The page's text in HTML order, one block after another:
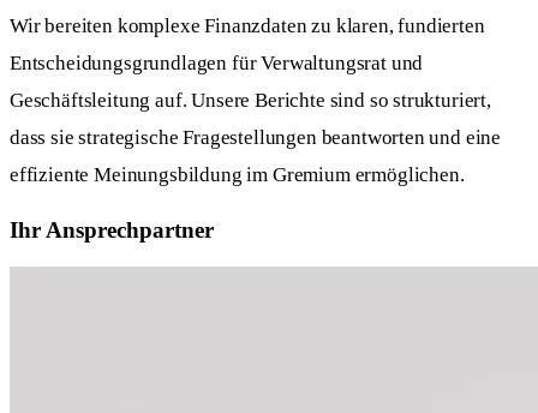
Wir bereiten komplexe Finanzdaten zu klaren, fundierten
Entscheidungsgrundlagen für Verwaltungsrat und
Geschäftsleitung auf. Unsere Berichte sind so strukturiert,
dass sie strategische Fragestellungen beantworten und eine
effiziente Meinungsbildung im Gremium ermöglichen.
Ihr Ansprechpartner